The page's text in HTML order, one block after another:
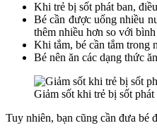
Khi trẻ bị sốt phát ban,
Bé cần được uống nhiều
thêm nhiều hơn so với
Khi tắm, bé cần tắm trong
Bé nên ăn các dạng thức
Giảm sốt khi trẻ bị sốt phát
Tuy nhiên, bạn cũng cần đưa bé